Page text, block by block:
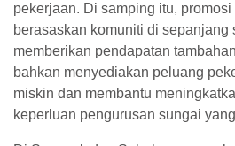
pekerjaan. Di samping itu,
berasaskan komuniti di sepanjang
memberikan pendapatan
bahkan menyediakan peluang
miskin dan membantu
keperluan pengurusan sungai